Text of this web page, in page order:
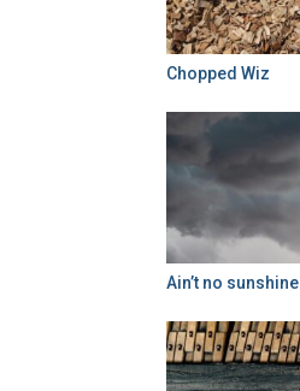
Chopped Wiz
Ain’t no sunshine